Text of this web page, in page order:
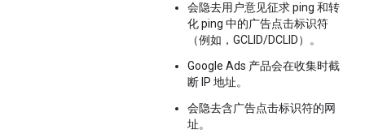
会隐去用户意见征求 ping 和转
化 ping 中的广告点击标识符
（例如，GCLID/DCLID）。
Google Ads 产品会在收集时截
断 IP 地址。
会隐去含广告点击标识符的网
址。